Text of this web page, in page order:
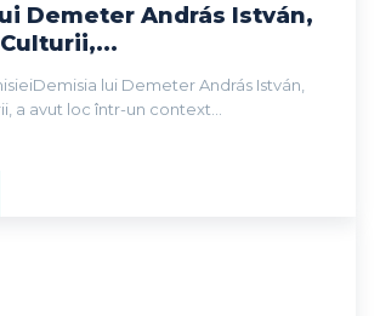
Demeter András István,
lui Demeter András István,
a avut loc într-un context...